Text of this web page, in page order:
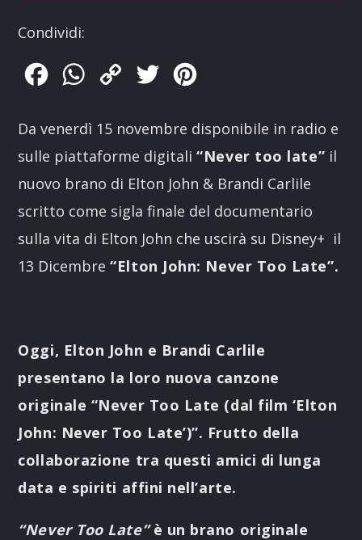
Condividi:
FacebookWhatsApp
Copy
Twitter
Da venerdì 15 novembre disponibile in radio e
sulle piattaforme digitali“Never too late” il
nuovo brano di Elton John & Brandi Carlile
scritto come sigla finale del documentario
sulla vita di Elton John che uscirà su Disney+ il
13 Dicembre“Elton John: Never Too Late”.
Oggi, Elton John e Brandi Carlile
presentano la loro nuova canzone
originale “Never Too Late (dal film ‘Elton
John: Never Too Late’)”. Frutto della
collaborazione tra questi amici di lunga
data e spiriti affini nell’arte.
“Never Too Late”è un brano originale